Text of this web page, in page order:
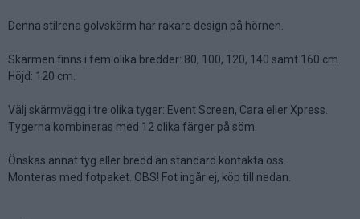
Denna stilrena golvskärm har rakare design på hörnen.
Skärmen finns i fem olika bredder: 80, 100, 120, 140 samt 160 cm.
Höjd: 120 cm.
Välj skärmvägg i tre olika tyger: Event Screen, Cara eller Xpress.
Tygerna kombineras med 12 olika färger på söm.
Önskas annat tyg eller bredd än standard kontakta oss.
Monteras med fotpaket. OBS! Fot ingår ej, köp till nedan.